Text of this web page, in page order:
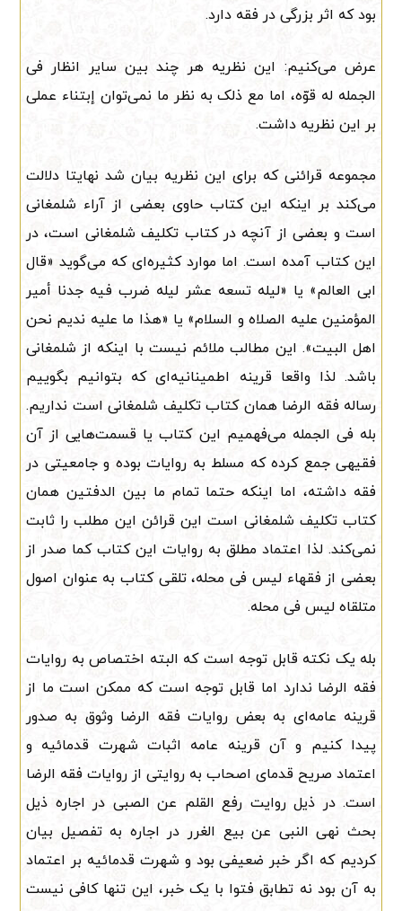
بود که اثر بزرگی در فقه دارد.
عرض می‌کنیم: این نظریه هر چند بین سایر انظار فی
الجمله له قوّه، اما مع ذلک به نظر ما نمی‌توان إبتناء عملی
بر این نظریه داشت.
مجموعه قرائنی که برای این نظریه بیان شد نهایتا دلالت
می‌کند بر اینکه این کتاب حاوی بعضی از آراء شلمغانی
است و بعضی از آنچه در کتاب تکلیف شلمغانی است، در
این کتاب آمده است. اما موارد کثیره‌ای که می‌گوید «قال
ابی العالم» یا «لیله تسعه عشر لیله ضرب فیه جدنا أمیر
المؤمنین علیه الصلاه و السلام» یا «هذا ما علیه ندیم نحن
اهل البیت». این مطالب ملائم نیست با اینکه از شلمغانی
باشد. لذا واقعا قرینه اطمینانیه‌ای که بتوانیم بگوییم
رساله فقه الرضا همان کتاب تکلیف شلمغانی است نداریم.
بله فی الجمله می‌فهمیم این کتاب یا قسمت‌هایی از آن
فقیهی جمع کرده که مسلط به روایات بوده و جامعیتی در
فقه داشته، اما اینکه حتما تمام ما بین الدفتین همان
کتاب تکلیف شلمغانی است این قرائن این مطلب را ثابت
نمی‌کند. لذا اعتماد مطلق به روایات این کتاب کما صدر از
بعضی از فقهاء لیس فی محله، تلقی کتاب به عنوان اصول
متلقاه لیس فی محله.
بله یک نکته قابل توجه است که البته اختصاص به روایات
فقه الرضا ندارد اما قابل توجه است که ممکن است ما از
قرینه عامه‌ای به بعض روایات فقه الرضا وثوق به صدور
پیدا کنیم و آن قرینه عامه اثبات شهرت قدمائیه و
اعتماد صریح قدمای اصحاب به روایتی از روایات فقه الرضا
است. در ذیل روایت رفع القلم عن الصبی در اجاره ذیل
بحث نهی النبی عن بیع الغرر در اجاره به تفصیل بیان
کردیم که اگر خبر ضعیفی بود و شهرت قدمائیه بر اعتماد
به آن بود نه تطابق فتوا با یک خبر، این تنها کافی نیست